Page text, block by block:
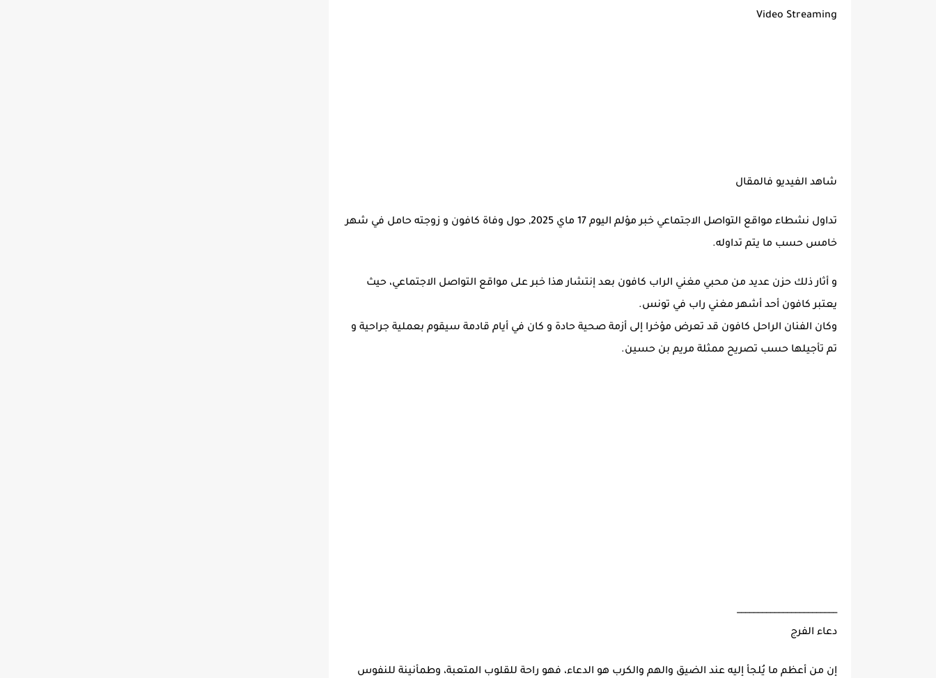
Video Streaming
شاهد الفيديو فالمقال
تداول نشطاء مواقع التواصل الاجتماعي خبر مؤلم اليوم 17 ماي 2025, حول وفاة كافون و زوجته حامل في شهر
خامس حسب ما يتم تداوله.
و أثار ذلك حزن عديد من محبي مغني الراب كافون بعد إنتشار هذا خبر على مواقع التواصل الاجتماعي، حيث
يعتبر كافون أحد أشهر مغني راب في تونس.
وكان الفنان الراحل كافون قد تعرض مؤخرا إلى أزمة صحية حادة و كان في أيام قادمة سيقوم بعملية جراحية و
تم تأجيلها حسب تصريح ممثلة مريم بن حسين.
________________________
دعاء الفرج
إن من أعظم ما يُلجأ إليه عند الضيق والهم والكرب هو الدعاء، فهو راحة للقلوب المتعبة، وطمأنينة للنفوس